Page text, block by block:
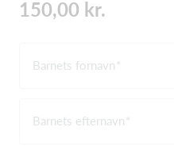
150,00 kr.
Barnets fornavn
Barnets efternavn